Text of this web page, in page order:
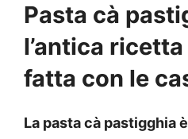
Pasta cà
l’antica
fatta con le
La pasta cà pastigghia